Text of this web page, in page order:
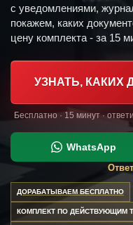
с уведомлениями,
покажем, каких
цену комплекта - за 15
УЗНАТЬ, КАКИХ
Бесплатно · 15 минут ·
WhatsApp
ДОРАБАТЫВАЕМ БЕСПЛАТНО
КОМПЛЕКТ ПО ДЕЙСТВУЮЩИМ